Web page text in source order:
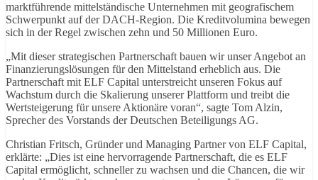
marktführende mittelständische Unternehmen mit geografischem
Schwerpunkt auf der DACH-Region. Die Kreditvolumina bewegen
sich in der Regel zwischen zehn und 50 Millionen Euro.
„Mit dieser strategischen Partnerschaft bauen wir unser Angebot an
Finanzierungslösungen für den Mittelstand erheblich aus. Die
Partnerschaft mit ELF Capital unterstreicht unseren Fokus auf
Wachstum durch die Skalierung unserer Plattform und treibt die
Wertsteigerung für unsere Aktionäre voran“, sagte Tom Alzin,
Sprecher des Vorstands der Deutschen Beteiligungs AG.
Christian Fritsch, Gründer und Managing Partner von ELF Capital,
erklärte: „Dies ist eine hervorragende Partnerschaft, die es ELF
Capital ermöglicht, schneller zu wachsen und die Chancen, die wir